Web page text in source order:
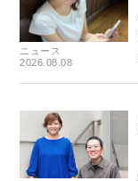
ニュース
2026.08.08